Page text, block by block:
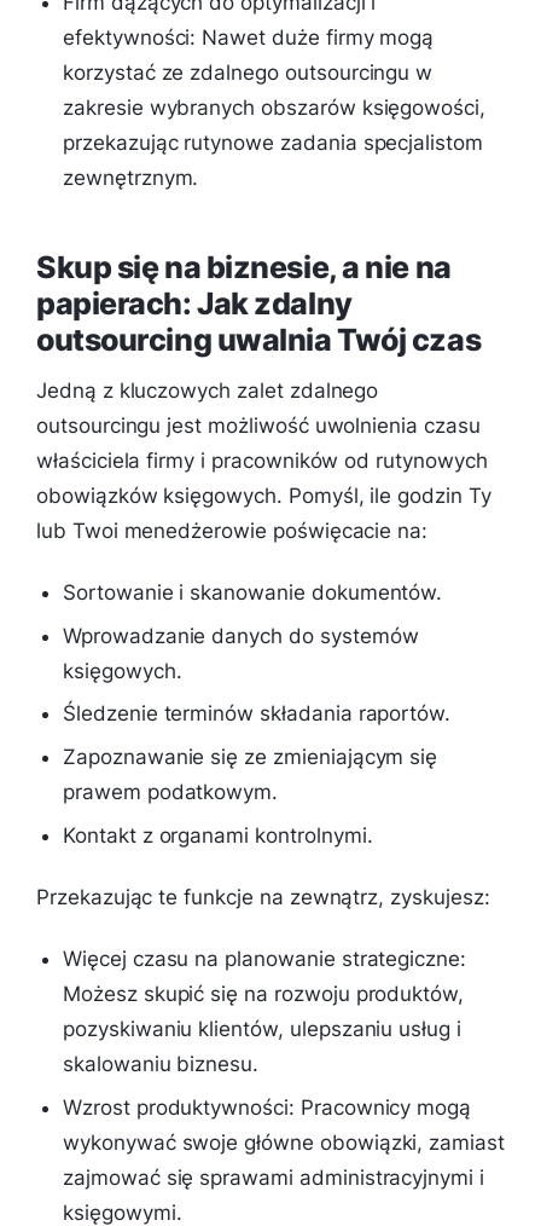
efektywności: Nawet duże firmy mogą
korzystać ze zdalnego outsourcingu w
zakresie wybranych obszarów księgowości,
przekazując rutynowe zadania specjalistom
zewnętrznym.
Skup się na biznesie, a nie na
papierach: Jak zdalny
outsourcing uwalnia Twój czas
Jedną z kluczowych zalet zdalnego
outsourcingu jest możliwość uwolnienia czasu
właściciela firmy i pracowników od rutynowych
obowiązków księgowych. Pomyśl, ile godzin Ty
lub Twoi menedżerowie poświęcacie na:
Sortowanie i skanowanie dokumentów.
Wprowadzanie danych do systemów
księgowych.
Śledzenie terminów składania raportów.
Zapoznawanie się ze zmieniającym się
prawem podatkowym.
Kontakt z organami kontrolnymi.
Przekazując te funkcje na zewnątrz, zyskujesz:
Więcej czasu na planowanie strategiczne:
Możesz skupić się na rozwoju produktów,
pozyskiwaniu klientów, ulepszaniu usług i
skalowaniu biznesu.
Wzrost produktywności: Pracownicy mogą
wykonywać swoje główne obowiązki, zamiast
zajmować się sprawami administracyjnymi i
księgowymi.